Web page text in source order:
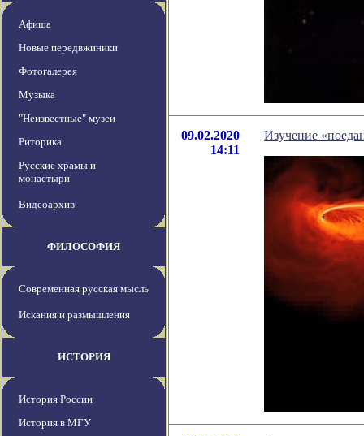
Афиша
Новые передвжиники
Фотогалерея
Музыка
"Неизвестные" музеи
Риторика
Русские храмы и
монастыри
Видеоархив
ФИЛОСОФИЯ
Современная русская мысль
Искания и размышления
ИСТОРИЯ
История России
История в МГУ
09.02.2020
14:11
Изучение